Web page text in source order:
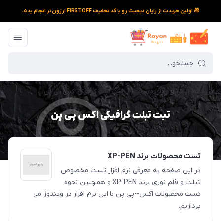
🎁 اولین خریدت از رایان دیجیت رو با کد تخفیف FIRSTOFF ارزون‌تر انجام بده.
فروشگاه اینترنتی رایان دیجیت / تیت تبلت گرافیکی اکس پی پن
تیت تبلت گرافیکی اکس پی پن
تست محصولات برند XP-PEN
در این صفحه به معرفی نرم افزار تست مخصوص
تبلت و قلم نوری برند XP-PEN و همچنین نحوه
تست محصولات اکس--پی پن با این نرم افزار در ویندوز می
پردازیم.